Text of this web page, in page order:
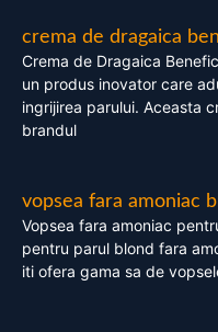
crema de dragaica
Crema de Dragaica
un produs inovator care
ingrijirea parului. Aceasta
brandul
vopsea fara amoniac
Vopsea fara amoniac
pentru parul blond fara
iti ofera gama sa de